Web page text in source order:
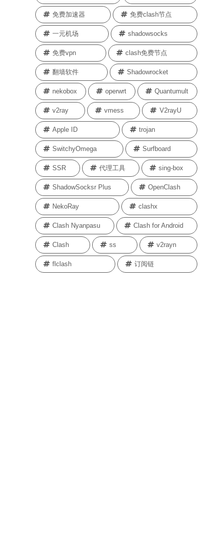
免费加速器 免费clash节点
一元机场 shadowsocks
免费vpn clash免费节点
翻墙软件 Shadowrocket
nekobox operwrt Quantumult
v2ray vmess V2rayU
Apple ID trojan
SwitchyOmega Surfboard
SSR 代理工具 sing-box
ShadowSocksr Plus OpenClash
NekoRay clashx
Clash Nyanpasu Clash for Android
Clash ss v2rayn
flclash 订阅链